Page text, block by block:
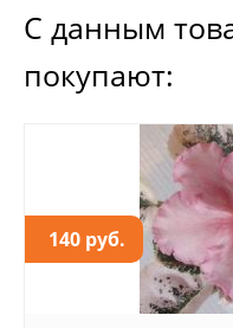
С данным
покупают:
140 руб.